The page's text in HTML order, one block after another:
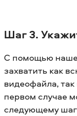
Шаг 3.
С помощью
захватить как
видеофайла,
первом случае
следующему